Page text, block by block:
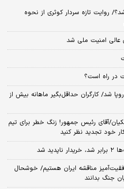
روایت تازه سردار کوثری از نحوه
امنیت ملی شد
در راه است؟
شد/ کارگران حداقل‌بگیر ماهانه بیش از
آقای رئیس جمهور! زنگ خطر برای تیم
خود تجدید نظر کنید
شد
مناقشه ایران هستیم/ خوشحال
جنگ بدانند